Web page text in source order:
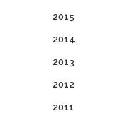
2015
2014
2013
2012
2011